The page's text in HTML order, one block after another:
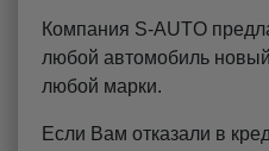
Компания S-AUTO
любой автомобиль новый
любой марки.
Если Вам отказали в